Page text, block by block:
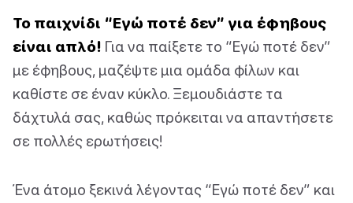
Το παιχνίδι “Εγώ ποτέ δεν” για έφηβους
είναι απλό! Για να παίξετε το “Εγώ ποτέ δεν”
με έφηβους, μαζέψτε μια ομάδα φίλων και
καθίστε σε έναν κύκλο. Ξεμουδιάστε τα
δάχτυλά σας, καθώς πρόκειται να απαντήσετε
σε πολλές ερωτήσεις!
Ένα άτομο ξεκινά λέγοντας “Εγώ ποτέ δεν” και